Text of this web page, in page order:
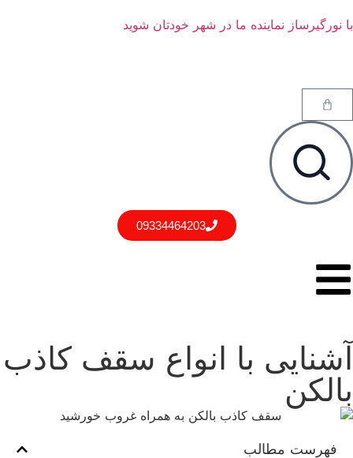
با نورگیرساز نماینده ما در شهر خودتان شوید
09334464203
آشنایی با انواع سقف کاذب
بالکن
فهرست مطالب